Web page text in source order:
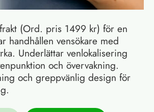
(Ord. pris 1499 kr) för en
handhållen vensökare med
Underlättar venlokalisering
och övervakning.
och greppvänlig design för